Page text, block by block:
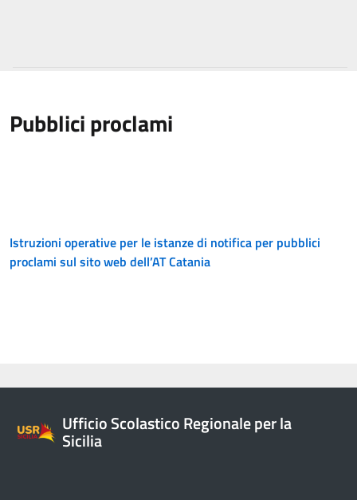
Pubblici proclami
Istruzioni operative per le istanze di notifica per pubblici
proclami sul sito web dell’AT Catania
Ufficio Scolastico Regionale per la
Sicilia